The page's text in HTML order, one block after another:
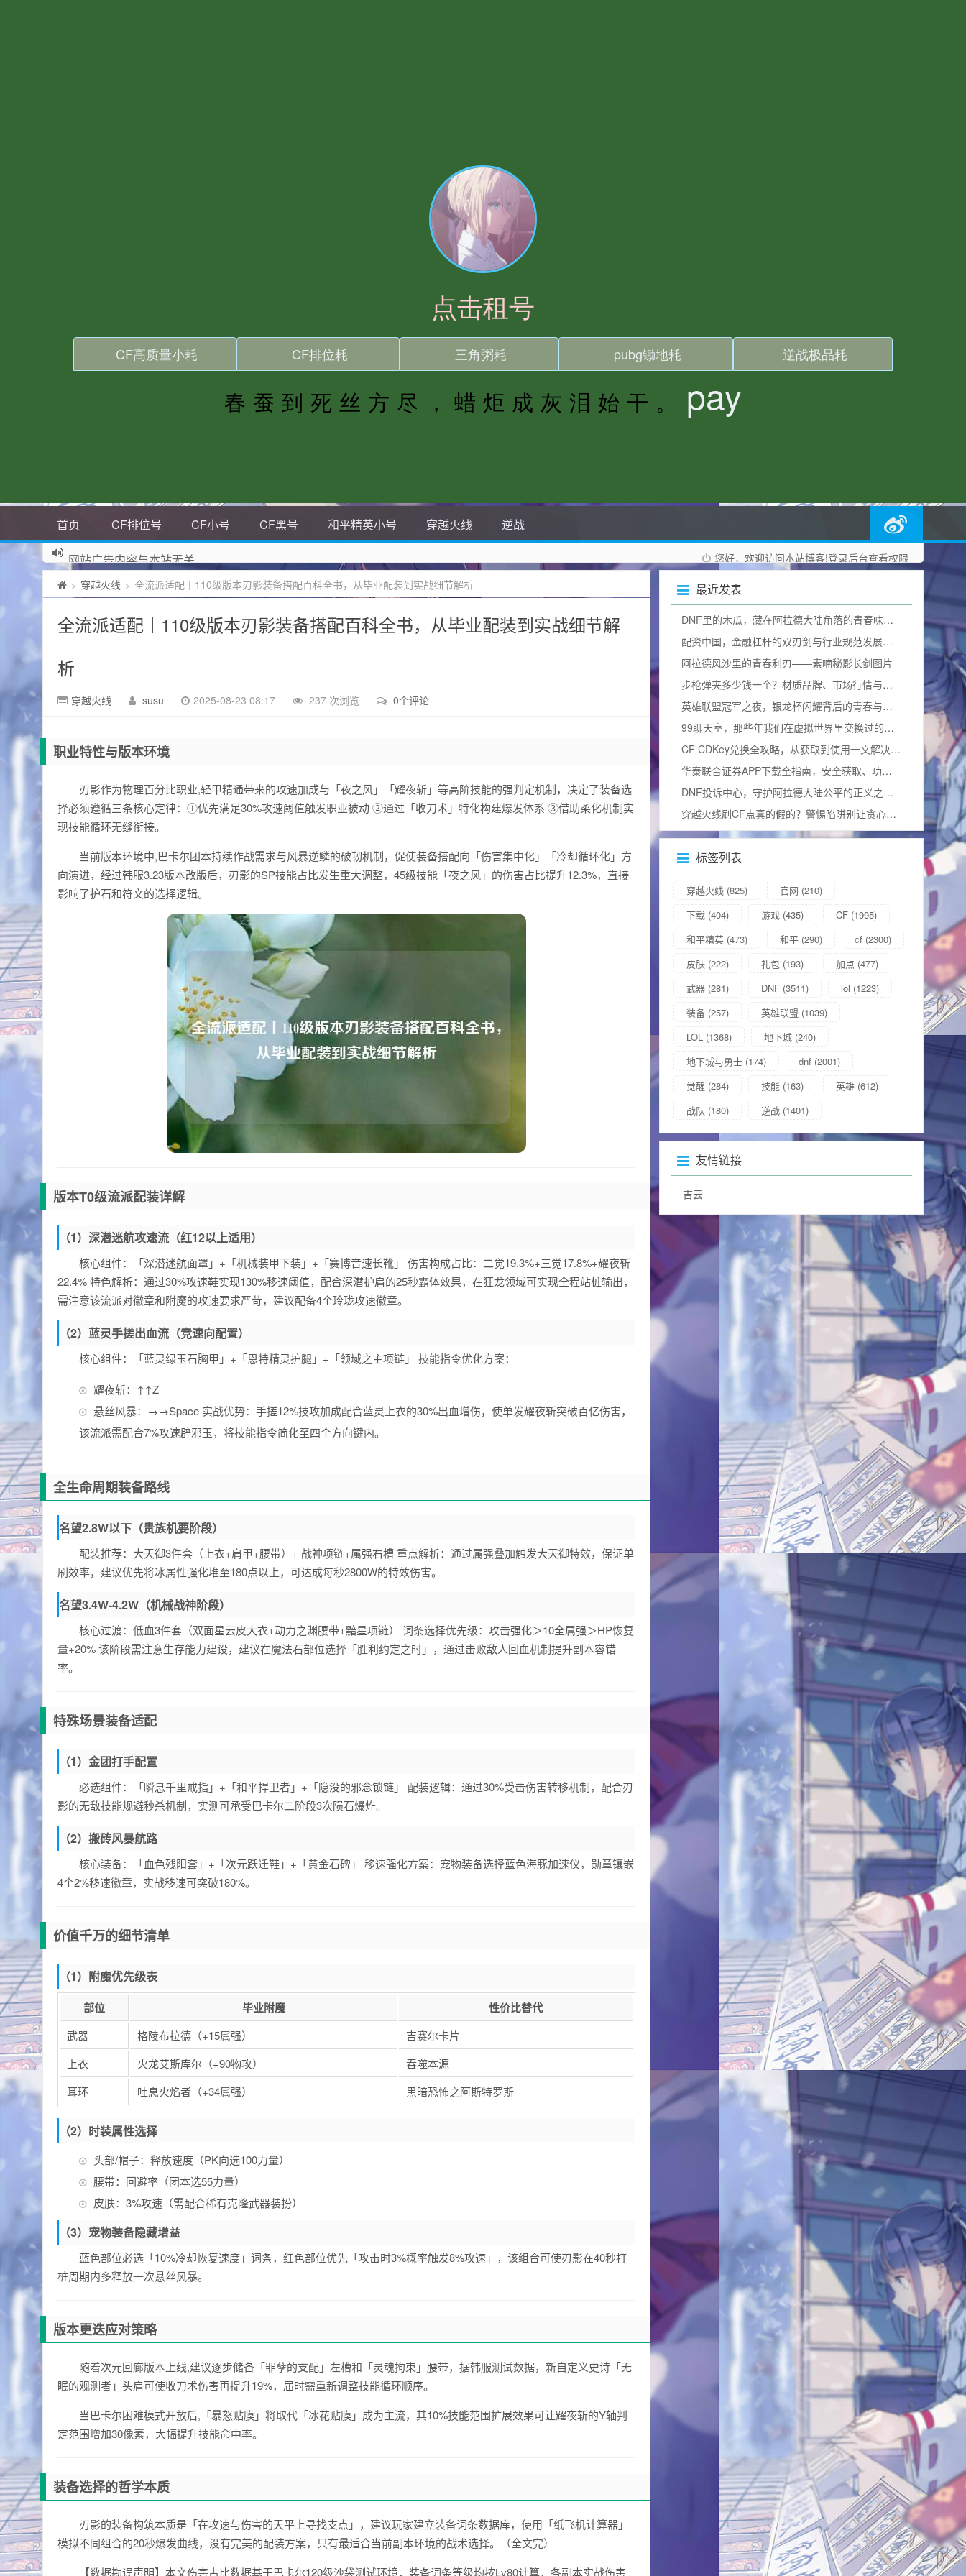
首页 CF排位号 CF小号 CF黑号 和平精英小号 穿越火线 逆战
您好，欢迎访问本站博客!登录后台查看权限
网站广告内容与本站无关
> 穿越火线 > 全流派适配丨110级版本刃影装备搭配百科全书，从毕业配装到实战细节解析
全流派适配丨110级版本刃影装备搭配百科全书，从毕业配装到实战细节解
析
穿越火线 susu 2025-08-23 08:17 237 次浏览 0个评论
职业特性与版本环境
刃影作为物理百分比职业,轻甲精通带来的攻速加成与「夜之风」「耀夜斩」等高阶技能的强判定机制，决定了装备选
择必须遵循三条核心定律：①优先满足30%攻速阈值触发职业被动 ②通过「收刀术」特化构建爆发体系 ③借助柔化机制实
现技能循环无缝衔接。
当前版本环境中,巴卡尔团本持续作战需求与风暴逆鳞的破韧机制，促使装备搭配向「伤害集中化」「冷却循环化」方
向演进，经过韩服3.23版本改版后，刃影的SP技能占比发生重大调整，45级技能「夜之风」的伤害占比提升12.3%，直接
影响了护石和符文的选择逻辑。
版本T0级流派配装详解
（1）深潜迷航攻速流（红12以上适用）
核心组件：「深潜迷航面罩」+「机械装甲下装」+「赛博音速长靴」 伤害构成占比：二觉19.3%+三觉17.8%+耀夜斩
22.4% 特色解析：通过30%攻速鞋实现130%移速阈值，配合深潜护肩的25秒霸体效果，在狂龙领域可实现全程站桩输出，
需注意该流派对徽章和附魔的攻速要求严苛，建议配备4个玲珑攻速徽章。
（2）蓝灵手搓出血流（竞速向配置）
核心组件：「蓝灵绿玉石胸甲」+「恩特精灵护腿」+「领域之主项链」 技能指令优化方案：
耀夜斩：↑↑Z
悬丝风暴：→→Space 实战优势：手搓12%技攻加成配合蓝灵上衣的30%出血增伤，使单发耀夜斩突破百亿伤害，
该流派需配合7%攻速辟邪玉，将技能指令简化至四个方向键内。
全生命周期装备路线
名望2.8W以下（贵族机要阶段）
配装推荐：大天御3件套（上衣+肩甲+腰带）+ 战神项链+属强右槽 重点解析：通过属强叠加触发大天御特效，保证单
刷效率，建议优先将冰属性强化堆至180点以上，可达成每秒2800W的特效伤害。
名望3.4W-4.2W（机械战神阶段）
核心过渡：低血3件套（双面星云皮大衣+动力之渊腰带+黯星项链） 词条选择优先级：攻击强化＞10全属强＞HP恢复
量+20% 该阶段需注意生存能力建设，建议在魔法石部位选择「胜利约定之时」，通过击败敌人回血机制提升副本容错
率。
特殊场景装备适配
（1）金团打手配置
必选组件：「瞬息千里戒指」+「和平捍卫者」+「隐没的邪念锁链」 配装逻辑：通过30%受击伤害转移机制，配合刃
影的无敌技能规避秒杀机制，实测可承受巴卡尔二阶段3次陨石爆炸。
（2）搬砖风暴航路
核心装备：「血色残阳套」+「次元跃迁鞋」+「黄金石碑」 移速强化方案：宠物装备选择蓝色海豚加速仪，勋章镶嵌
4个2%移速徽章，实战移速可突破180%。
价值千万的细节清单
（1）附魔优先级表
部位 毕业附魔 性价比替代
武器 格陵布拉德（+15属强）
吉赛尔卡片
上衣
火龙艾斯库尔（+90物攻）
吞噬本源
耳环
吐息火焰者（+34属强） 黑暗恐怖之阿斯特罗斯
（2）时装属性选择
头部/帽子：释放速度（PK向选100力量）
腰带：回避率（团本选55力量）
皮肤：3%攻速（需配合稀有克隆武器装扮）
（3）宠物装备隐藏增益
蓝色部位必选「10%冷却恢复速度」词条，红色部位优先「攻击时3%概率触发8%攻速」，该组合可使刃影在40秒打
桩周期内多释放一次悬丝风暴。
版本更迭应对策略
随着次元回廊版本上线,建议逐步储备「罪孽的支配」左槽和「灵魂拘束」腰带，据韩服测试数据，新自定义史诗「无
眠的观测者」头肩可使收刀术伤害再提升19%，届时需重新调整技能循环顺序。
当巴卡尔困难模式开放后,「暴怒贴膜」将取代「冰花贴膜」成为主流，其10%技能范围扩展效果可让耀夜斩的Y轴判
定范围增加30像素，大幅提升技能命中率。
装备选择的哲学本质
刃影的装备构筑本质是「在攻速与伤害的天平上寻找支点」，建议玩家建立装备词条数据库，使用「纸飞机计算器」
模拟不同组合的20秒爆发曲线，没有完美的配装方案，只有最适合当前副本环境的战术选择。（全文完）
【数据勘误声明】本文伤害占比数据基于巴卡尔120级沙袋测试环境，装备词条等级均按Lv80计算，各副本实战伤害
最近发表
DNF里的木瓜，藏在阿拉德大陆角落的青春味道dnf木瓜有什么用
配资中国，金融杠杆的双刃剑与行业规范发展之路
阿拉德风沙里的青春利刃——素喃秘影长剑图片
步枪弹夹多少钱一个？材质品牌、市场行情与合法边界全揭秘
英雄联盟冠军之夜，银龙杯闪耀背后的青春与热血加冕礼
99聊天室，那些年我们在虚拟世界里交换过的青春
CF CDKey兑换全攻略，从获取到使用一文解决所有疑问（含2025兑换码）
华泰联合证券APP下载全指南，安全获取、功能解析与使用技巧
DNF投诉中心，守护阿拉德大陆公平的正义之门官方网站
穿越火线刷CF点真的假的？警惕陷阱别让贪心毁掉游戏体验
标签列表
穿越火线 (825) 官网 (210)
下载 (404) 游戏 (435) CF (1995)
和平精英 (473) 和平 (290) cf (2300)
皮肤 (222) 礼包 (193) 加点 (477)
武器 (281) DNF (3511) lol (1223)
装备 (257) 英雄联盟 (1039)
LOL (1368) 地下城 (240)
地下城与勇士 (174) dnf (2001)
觉醒 (284) 技能 (163) 英雄 (612)
战队 (180) 逆战 (1401)
友情链接
吉云